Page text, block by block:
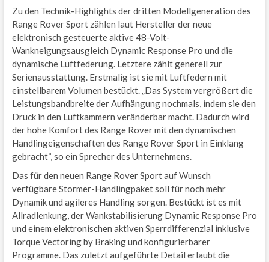
Zu den Technik-Highlights der dritten Modellgeneration des
Range Rover Sport zählen laut Hersteller der neue
elektronisch gesteuerte aktive 48-Volt-
Wankneigungsausgleich Dynamic Response Pro und die
dynamische Luftfederung. Letztere zählt generell zur
Serienausstattung. Erstmalig ist sie mit Luftfedern mit
einstellbarem Volumen bestückt. „Das System vergrößert die
Leistungsbandbreite der Aufhängung nochmals, indem sie den
Druck in den Luftkammern veränderbar macht. Dadurch wird
der hohe Komfort des Range Rover mit den dynamischen
Handlingeigenschaften des Range Rover Sport in Einklang
gebracht“, so ein Sprecher des Unternehmens.
Das für den neuen Range Rover Sport auf Wunsch
verfügbare Stormer-Handlingpaket soll für noch mehr
Dynamik und agileres Handling sorgen. Bestückt ist es mit
Allradlenkung, der Wankstabilisierung Dynamic Response Pro
und einem elektronischen aktiven Sperrdifferenzial inklusive
Torque Vectoring by Braking und konfigurierbarer
Programme. Das zuletzt aufgeführte Detail erlaubt die